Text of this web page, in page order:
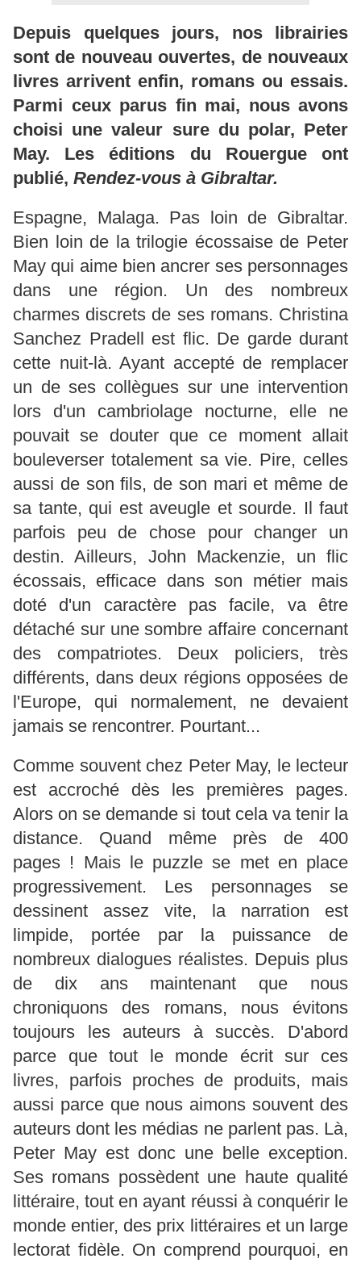
Depuis quelques jours, nos librairies
sont de nouveau ouvertes, de nouveaux
livres arrivent enfin, romans ou essais.
Parmi ceux parus fin mai, nous avons
choisi une valeur sure du polar, Peter
May. Les éditions du Rouergue ont
publié, Rendez-vous à Gibraltar.
Espagne, Malaga. Pas loin de Gibraltar.
Bien loin de la trilogie écossaise de Peter
May qui aime bien ancrer ses personnages
dans une région. Un des nombreux
charmes discrets de ses romans. Christina
Sanchez Pradell est flic. De garde durant
cette nuit-là. Ayant accepté de remplacer
un de ses collègues sur une intervention
lors d'un cambriolage nocturne, elle ne
pouvait se douter que ce moment allait
bouleverser totalement sa vie. Pire, celles
aussi de son fils, de son mari et même de
sa tante, qui est aveugle et sourde. Il faut
parfois peu de chose pour changer un
destin. Ailleurs, John Mackenzie, un flic
écossais, efficace dans son métier mais
doté d'un caractère pas facile, va être
détaché sur une sombre affaire concernant
des compatriotes. Deux policiers, très
différents, dans deux régions opposées de
l'Europe, qui normalement, ne devaient
jamais se rencontrer. Pourtant...
Comme souvent chez Peter May, le lecteur
est accroché dès les premières pages.
Alors on se demande si tout cela va tenir la
distance. Quand même près de 400
pages ! Mais le puzzle se met en place
progressivement. Les personnages se
dessinent assez vite, la narration est
limpide, portée par la puissance de
nombreux dialogues réalistes. Depuis plus
de dix ans maintenant que nous
chroniquons des romans, nous évitons
toujours les auteurs à succès. D'abord
parce que tout le monde écrit sur ces
livres, parfois proches de produits, mais
aussi parce que nous aimons souvent des
auteurs dont les médias ne parlent pas. Là,
Peter May est donc une belle exception.
Ses romans possèdent une haute qualité
littéraire, tout en ayant réussi à conquérir le
monde entier, des prix littéraires et un large
lectorat fidèle. On comprend pourquoi, en